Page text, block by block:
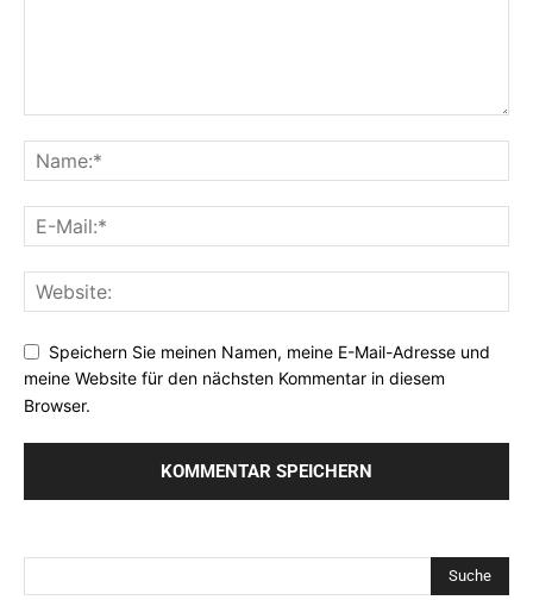
Speichern Sie meinen Namen, meine E-Mail-Adresse und
meine Website für den nächsten Kommentar in diesem
Browser.